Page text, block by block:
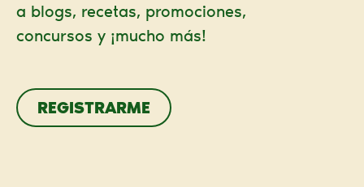
a blogs, recetas, promociones,
concursos y ¡mucho más!
REGISTRARME